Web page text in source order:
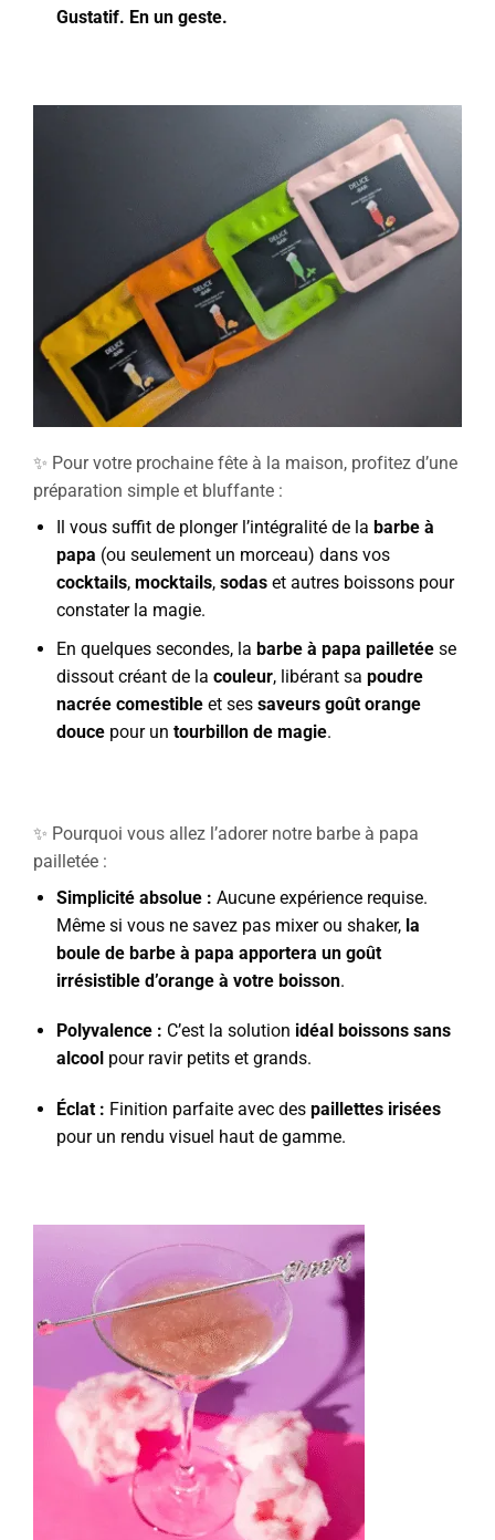
Gustatif. En un geste.
✨ Pour votre prochaine fête à la maison, profitez d’une
préparation simple et bluffante :
Il vous suffit de plonger l’intégralité de la barbe à
papa (ou seulement un morceau) dans vos
cocktails, mocktails, sodaset autres boissons pour
constater la magie.
En quelques secondes, la barbe à papa pailletéese
dissout créant de la couleur, libérant sa poudre
nacrée comestible et ses saveurs goût orange
douce pour un tourbillon de magie.
✨ Pourquoi vous allez l’adorer notre barbe à papa
pailletée :
Simplicité absolue : Aucune expérience requise.
Même si vous ne savez pas mixer ou shaker, la
boule de barbe à papa apportera un goût
irrésistible d’orange à votre boisson.
Polyvalence : C’est la solution idéal boissons sans
alcool pour ravir petits et grands.
Éclat : Finition parfaite avec des paillettes irisées
pour un rendu visuel haut de gamme.